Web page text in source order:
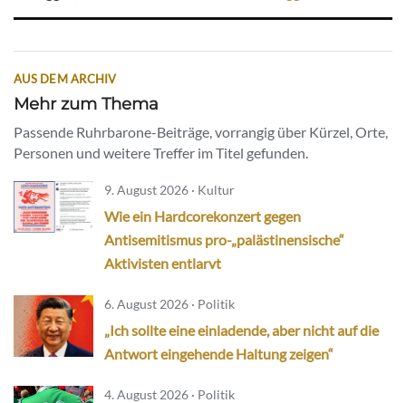
AUS DEM ARCHIV
Mehr zum Thema
Passende Ruhrbarone-Beiträge, vorrangig über Kürzel, Orte,
Personen und weitere Treffer im Titel gefunden.
9. August 2026 · Kultur
Wie ein Hardcorekonzert gegen
Antisemitismus pro-„palästinensische“
Aktivisten entlarvt
6. August 2026 · Politik
„Ich sollte eine einladende, aber nicht auf die
Antwort eingehende Haltung zeigen“
4. August 2026 · Politik